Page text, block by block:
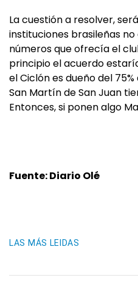
La cuestión a resolver,
instituciones brasileñas
números que ofrecía el
principio el acuerdo
el Ciclón es dueño del
San Martín de San Juan
Entonces, si ponen algo
Fuente: Diario Olé
LAS MÁS LEIDAS